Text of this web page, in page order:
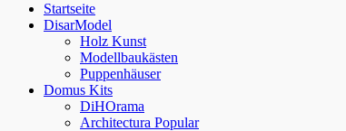
Startseite
DisarModel
Holz Kunst
Modellbaukästen
Puppenhäuser
Domus Kits
DiHOrama
Architectura Popular